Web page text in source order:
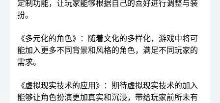
定制功能，让玩家能够根据自己的喜好进行调整与装
扮。
《多元化的角色》：随着文化的多样化，游戏中将可
能加入更多不同背景和风格的角色，满足不同玩家的
需求。
《虚拟现实技术的应用》：期待虚拟现实技术的加入
能够让角色扮演更加真实和沉浸，带给玩家前所未有